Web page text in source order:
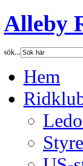
Alleby
sök...
Hem